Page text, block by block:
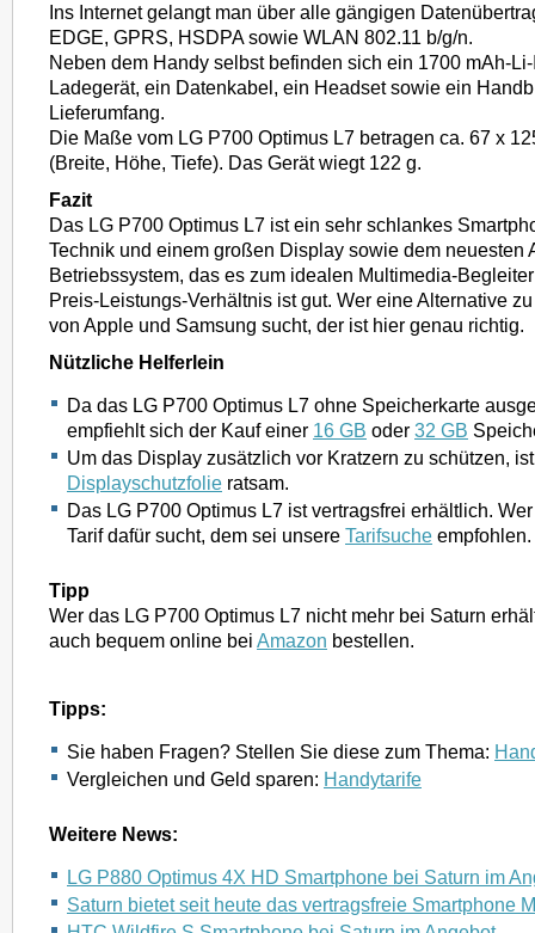
Ins Internet gelangt man über alle gängigen
EDGE, GPRS, HSDPA sowie WLAN 802.11 b/g/n.
Neben dem Handy selbst befinden sich ein 1700 mAh-
Ladegerät, ein Datenkabel, ein Headset sowie ein
Lieferumfang.
Die Maße vom LG P700 Optimus L7 betragen ca. 67 x
(Breite, Höhe, Tiefe). Das Gerät wiegt 122 g.
Fazit
Das LG P700 Optimus L7 ist ein sehr schlankes
Technik und einem großen Display sowie dem neuesten
Betriebssystem, das es zum idealen Multimedia-
Preis-Leistungs-Verhältnis ist gut. Wer eine Alternative
von Apple und Samsung sucht, der ist hier genau richtig.
Nützliche Helferlein
Da das LG P700 Optimus L7 ohne Speicherkarte
empfiehlt sich der Kauf einer 16 GB oder 32 GB
Um das Display zusätzlich vor Kratzern zu schützen,
Displayschutzfolie ratsam.
Das LG P700 Optimus L7 ist vertragsfrei erhältlich.
Tarif dafür sucht, dem sei unsere Tarifsuche empfohlen.
Tipp
Wer das LG P700 Optimus L7 nicht mehr bei Saturn
auch bequem online bei Amazon bestellen.
Tipps:
Sie haben Fragen? Stellen Sie diese zum Thema:
Vergleichen und Geld sparen: Handytarife
Weitere News:
LG P880 Optimus 4X HD Smartphone bei Saturn im
Saturn bietet seit heute das vertragsfreie Smartphone